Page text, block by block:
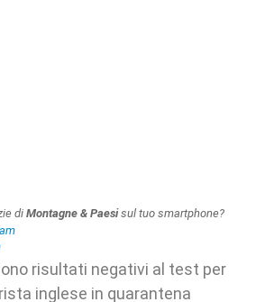
di Montagne & Paesisul tuo smartphone?
risultati negativi al test per
inglese in quarantena